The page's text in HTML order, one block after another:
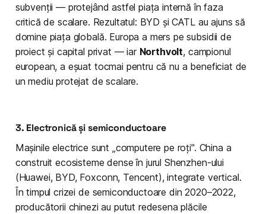
subvenții — protejând astfel piața internă în faza
critică de scalare. Rezultatul: BYD și CATL au ajuns să
domine piața globală. Europa a mers pe subsidii de
proiect și capital privat — iar Northvolt, campionul
european, a eșuat tocmai pentru că nu a beneficiat de
un mediu protejat de scalare.
3. Electronică și semiconductoare
Mașinile electrice sunt „computere pe roți". China a
construit ecosisteme dense în jurul Shenzhen-ului
(Huawei, BYD, Foxconn, Tencent), integrate vertical.
În timpul crizei de semiconductoare din 2020–2022,
producătorii chinezi au putut redesena plăcile